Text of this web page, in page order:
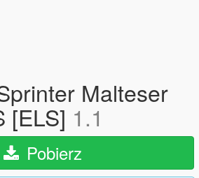
Malteser
[ELS] 1.1
Pobierz